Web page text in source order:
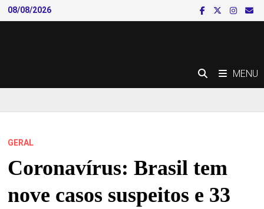
Skip
to
08/08/2026
MENU
GERAL
Coronavírus: Brasil tem
nove casos suspeitos e 33